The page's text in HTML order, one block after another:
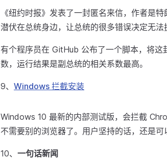
《纽约时报》发表了一封匿名来信，作者是
潜伏在总统身边，让总统的很多错误决定无法
有个程序员在 GitHub 公布了一个脚本，将
数，运行结果是副总统的相关系数最高。
9、 Windows 拦截安装
Windows 10 最新的内部测试版，会拦截
不需要别的浏览器了。用户坚持的话，还是可
10、 一句话新闻